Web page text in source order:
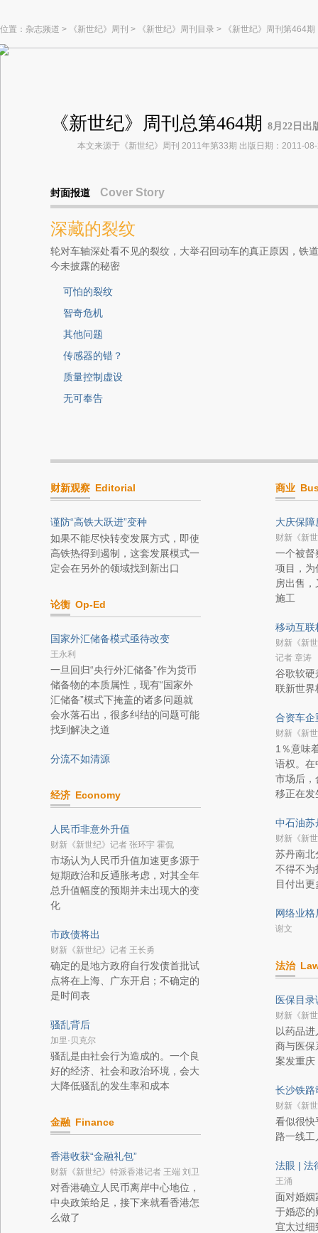
位置： 杂志频道 > 《新世纪》周刊 > 《新世纪》周刊目录 > 《新世纪》周刊第464期
《新世纪》周刊总第464期 8月22日出
本文来源于《新世纪》周刊 2011年第33期 出版日期：2011-
封面报道 Cover Story
深藏的裂纹
轮对车轴深处看不见的裂纹，大举召回动车的真正原因，铁
今未披露的秘密
可怕的裂纹
智奇危机
其他问题
传感器的错？
质量控制虚设
无可奉告
财新观察 Editorial
谨防“高铁大跃进”变种
如果不能尽快转变发展方式，即使
高铁热得到遏制，这套发展模式一
定会在另外的领域找到新出口
论衡 Op-Ed
国家外汇储备模式亟待改变
王永利
一旦回归“央行外汇储备”作为货币
储备物的本质属性，现有“国家外
汇储备”模式下掩盖的诸多问题就
会水落石出，很多纠结的问题可能
找到解决之道
分流不如清源
经济 Economy
人民币非意外升值
财新《新世纪》记者 张环宇 霍侃
市场认为人民币升值加速更多源于
短期政治和反通胀考虑，对其全年
总升值幅度的预期并未出现大的变
化
市政债将出
财新《新世纪》记者 王长勇
确定的是地方政府自行发债首批试
点将在上海、广东开启；不确定的
是时间表
骚乱背后
加里·贝克尔
骚乱是由社会行为造成的。一个良
好的经济、社会和政治环境，会大
大降低骚乱的发生率和成本
金融 Finance
香港收获“金融礼包”
财新《新世纪》特派香港记者 王端 刘卫
对香港确立人民币离岸中心地位，
中央政策给足，接下来就看香港怎
么做了
商业
大庆保
财新《新
一个被督
项目，为
房出售
施工
移动互联
财新《新
记者 章涛
谷歌软硬
联新世界
合资车企
财新《新
1％意味
语权。在
市场后，
移正在发
中石油苏
财新《新
苏丹南北
不得不为
目付出
网络业格
谢文
法治
医保目
财新《新
以药品
商与医保
案发重庆
长沙铁路
财新《新
看似很快
路一线
法眼 | 法
王涌
面对婚姻
于婚恋的
宜太过细